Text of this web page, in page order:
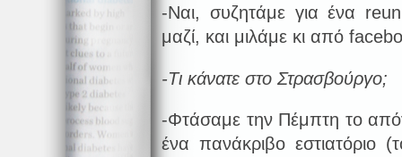
-Ναι, συζητάμε για ένα
μαζί, και μιλάμε κι από
-Τι κάνατε στο Στρασβούργο;
-Φτάσαμε την Πέμπτη το
ένα πανάκριβο